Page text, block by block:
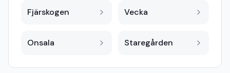
Fjärskogen Vecka
Onsala Staregården